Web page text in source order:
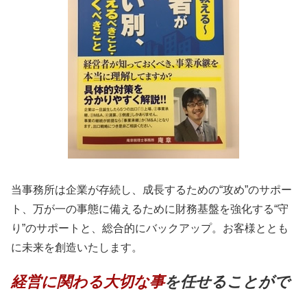
当事務所は企業が存続し、成長するための“攻め”のサポー
ト、万が一の事態に備えるために財務基盤を強化する“守
り”のサポートと、総合的にバックアップ。お客様ととも
に未来を創造いたします。
経営に関わる大切な事を任せることがで